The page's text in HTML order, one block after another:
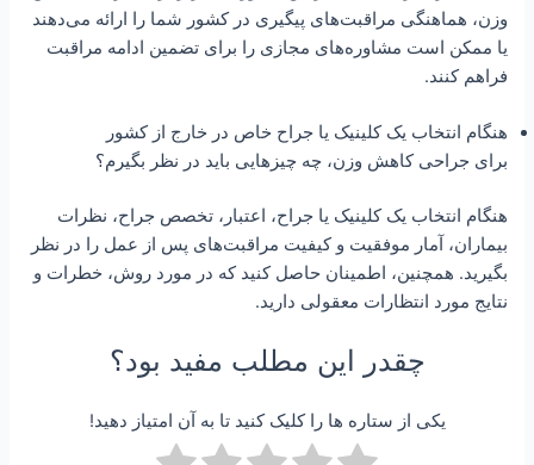
وزن، هماهنگی مراقبت‌های پیگیری در کشور شما را ارائه می‌دهند
یا ممکن است مشاوره‌های مجازی را برای تضمین ادامه مراقبت
فراهم کنند.
هنگام انتخاب یک کلینیک یا جراح خاص در خارج از کشور
برای جراحی کاهش وزن، چه چیزهایی باید در نظر بگیرم؟
هنگام انتخاب یک کلینیک یا جراح، اعتبار، تخصص جراح، نظرات
بیماران، آمار موفقیت و کیفیت مراقبت‌های پس از عمل را در نظر
بگیرید. همچنین، اطمینان حاصل کنید که در مورد روش، خطرات و
نتایج مورد انتظارات معقولی دارید.
چقدر این مطلب مفید بود؟
یکی از ستاره ها را کلیک کنید تا به آن امتیاز دهید!